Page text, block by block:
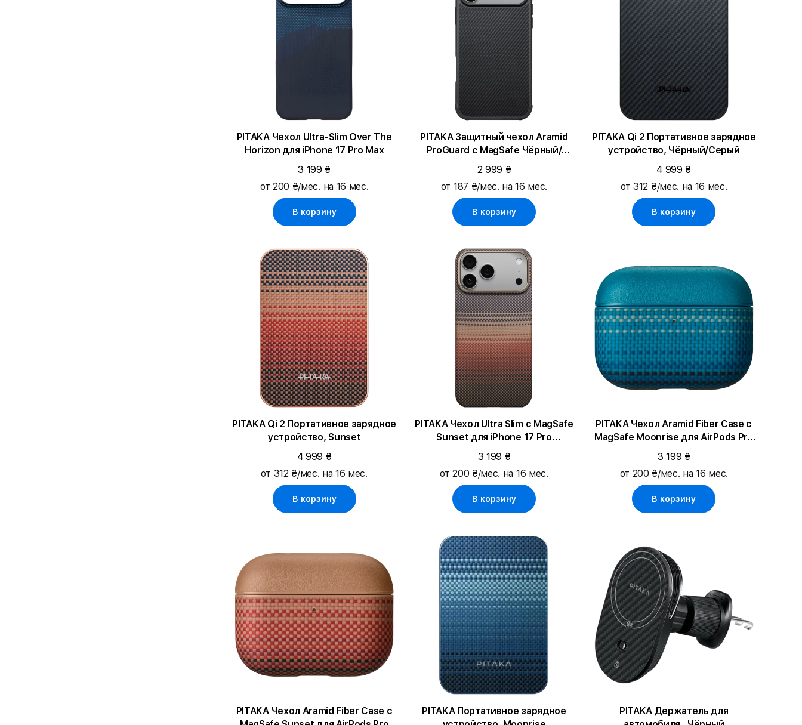
PITAKA Чехол Ultra-Slim Over The
Horizon для iPhone 17 Pro Max
3 199 ₴
от 200 ₴/мес. на 16 мес.
В корзину
PITAKA Защитный чехол Aramid
ProGuard с MagSafe Чёрный/
Серый для iPhone 17 Pro Max
2 999 ₴
от 187 ₴/мес. на 16 мес.
В корзину
PITAKA Qi 2 Портативное зарядное
устройство, Чёрный/Серый
4 999 ₴
от 312 ₴/мес. на 16 мес.
В корзину
PITAKA Qi 2 Портативное зарядное
устройство, Sunset
4 999 ₴
от 312 ₴/мес. на 16 мес.
В корзину
PITAKA Чехол Ultra Slim с MagSafe
Sunset для iPhone 17 Pro
(KI1702SP)
3 199 ₴
от 200 ₴/мес. на 16 мес.
В корзину
PITAKA Чехол Aramid Fiber Case с
MagSafe Moonrise для AirPods Pro
(Gen3)
3 199 ₴
от 200 ₴/мес. на 16 мес.
В корзину
PITAKA Чехол Aramid Fiber Case с
PITAKA Портативное зарядное
PITAKA Держатель для